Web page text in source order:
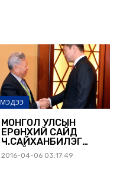
МЭДЭЭ
МОНГОЛ УЛСЫН
ЕРӨНХИЙ САЙД
Ч.САЙХАНБИЛЭГ
АЗИЙН ДЭД
БҮТЦИЙН ХӨРӨНГӨ
2016-04-06 03:17:49